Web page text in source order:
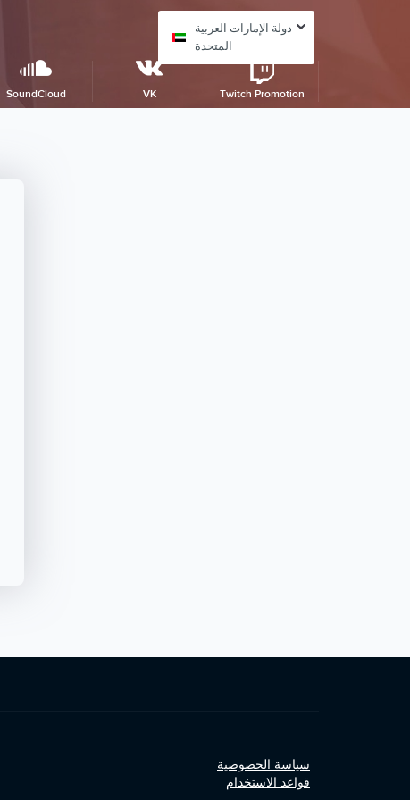
دولة الإمارات العربية
المتحدة
SoundCloud VK Twitch Promotion
سياسة الخصوصية
قواعد الاستخدام